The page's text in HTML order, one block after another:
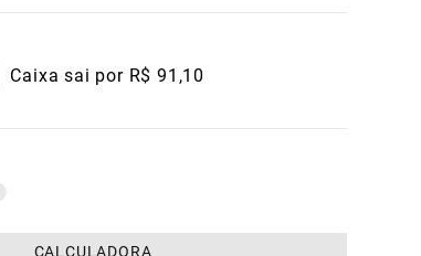
Caixa sai por R$ 91,10
CALCULADORA